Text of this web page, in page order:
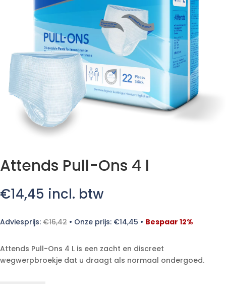
Attends Pull-Ons 4 l
€14,45 incl. btw
Adviesprijs: €16,42 • Onze prijs: €14,45 • Bespaar 12%
Attends Pull-Ons 4 L is een zacht en discreet
wegwerpbroekje dat u draagt als normaal ondergoed.